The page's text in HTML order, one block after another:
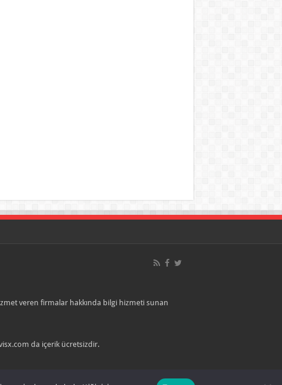
veren firmalar hakkında bilgi hizmeti sunan
da içerik ücretsizdir.